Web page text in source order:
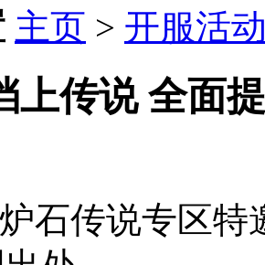
主页 > 开服活
上传说 全面
石传说专区特